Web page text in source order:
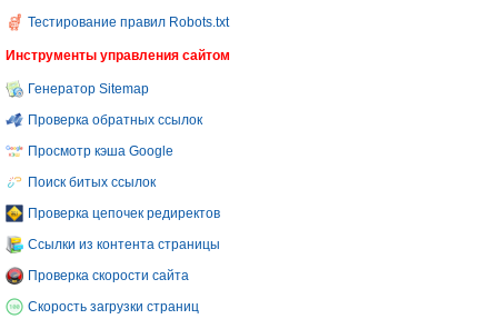
Тестирование правил Robots.txt
Инструменты управления сайтом
Генератор Sitemap
Проверка обратных ссылок
Просмотр кэша Google
Поиск битых ссылок
Проверка цепочек редиректов
Ссылки из контента страницы
Проверка скорости сайта
Скорость загрузки страниц